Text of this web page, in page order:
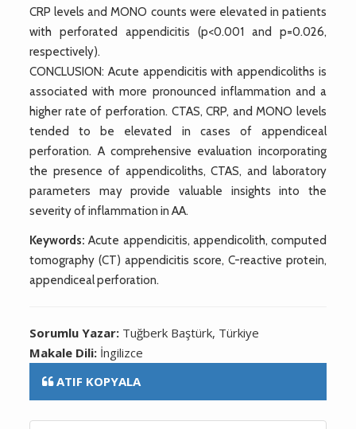
CRP levels and MONO counts were elevated in patients
with perforated appendicitis (p<0.001 and p=0.026,
respectively).
CONCLUSION: Acute appendicitis with appendicoliths is
associated with more pronounced inflammation and a
higher rate of perforation. CTAS, CRP, and MONO levels
tended to be elevated in cases of appendiceal
perforation. A comprehensive evaluation incorporating
the presence of appendicoliths, CTAS, and laboratory
parameters may provide valuable insights into the
severity of inflammation in AA.
Keywords: Acute appendicitis, appendicolith, computed
tomography (CT) appendicitis score, C-reactive protein,
appendiceal perforation.
Sorumlu Yazar: Tuğberk Baştürk, Türkiye
Makale Dili: İngilizce
ATIF KOPYALA